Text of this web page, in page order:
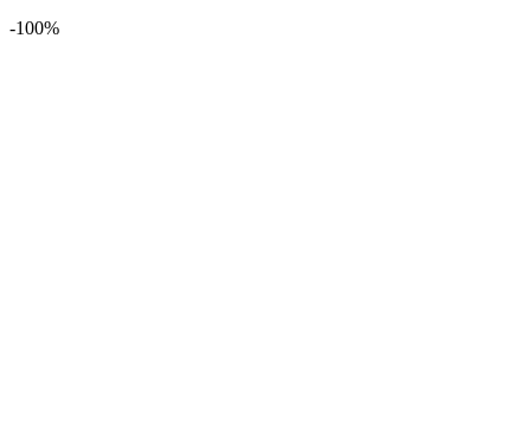
-100%